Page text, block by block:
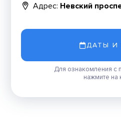
Адрес: Невский
ДАТЫ И
Для ознакомления с
нажмите на